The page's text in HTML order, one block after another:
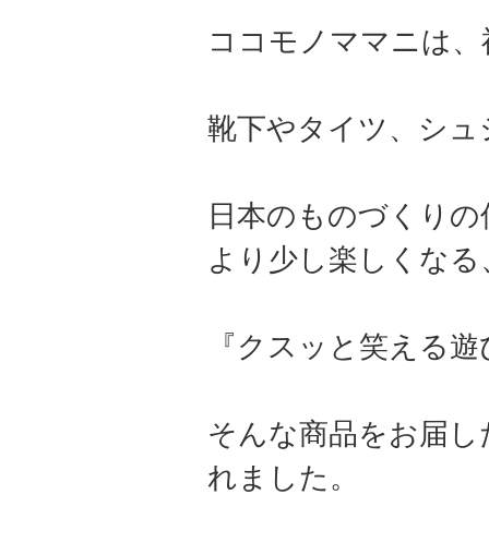
ココモノママニは
靴下やタイツ、シ
日本のものづくり
より少し楽しくなる
『クスッと笑える
そんな商品をお届
れました。